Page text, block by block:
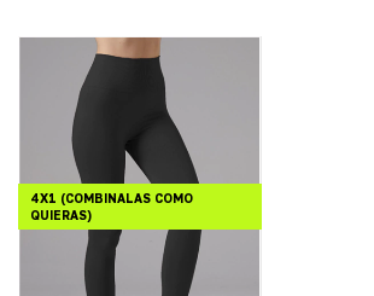
4X1 (COMBINALAS COMO
QUIERAS)